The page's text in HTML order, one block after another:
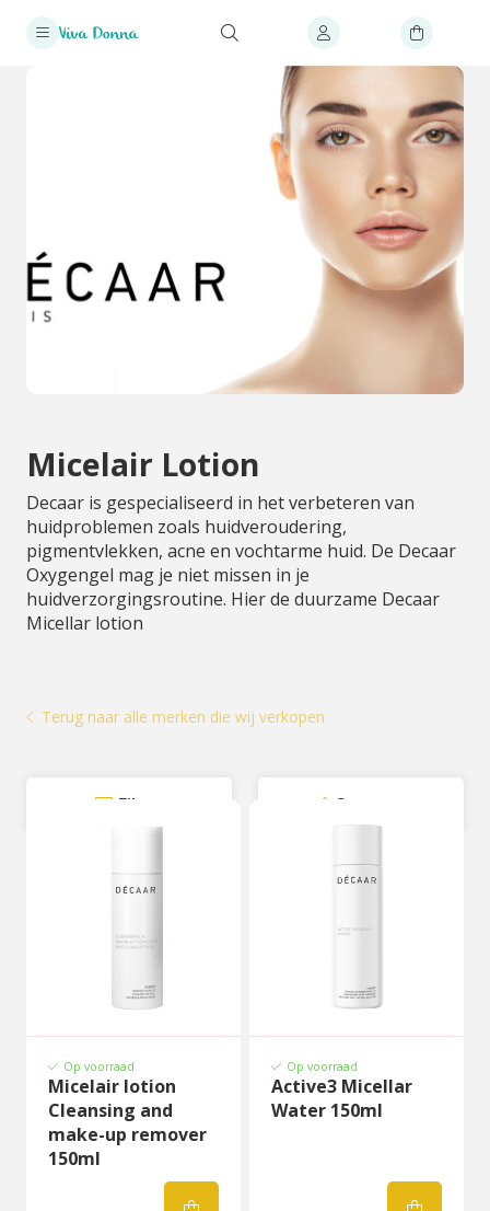
Micelair Lotion
Decaar is gespecialiseerd in het verbeteren van
huidproblemen zoals huidveroudering,
pigmentvlekken, acne en vochtarme huid. De Decaar
Oxygengel mag je niet missen in je
huidverzorgingsroutine. Hier de duurzame Decaar
Micellar lotion
Terug naar alle merken die wij verkopen
Filter Sorteer
Op voorraad
Micelair lotion
Cleansing and
make-up remover
150ml
Op voorraad
Active3 Micellar
Water 150ml